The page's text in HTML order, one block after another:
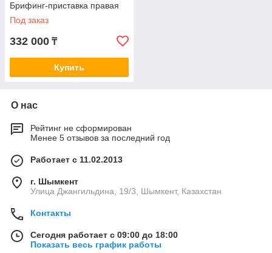
Брифинг-приставка правая
Под заказ
332 000 ₸
Купить
О нас
Рейтинг не сформирован
Менее 5 отзывов за последний год
Работает с 11.02.2013
г. Шымкент
Улица Джангильдина, 19/3, Шымкент, Казахстан
Контакты
Сегодня работает с 09:00 до 18:00
Показать весь график работы